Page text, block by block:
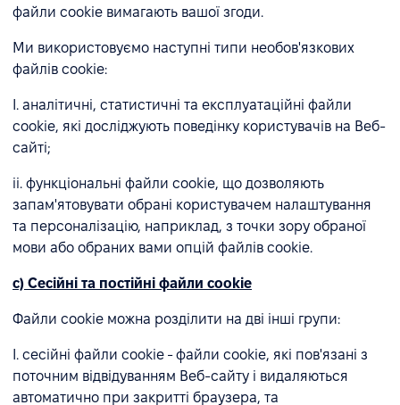
файли cookie вимагають вашої згоди.
Ми використовуємо наступні типи необов'язкових
файлів cookie:
I. аналітичні, статистичні та експлуатаційні файли
cookie, які досліджують поведінку користувачів на Веб-
сайті;
ii. функціональні файли cookie, що дозволяють
запам'ятовувати обрані користувачем налаштування
та персоналізацію, наприклад, з точки зору обраної
мови або обраних вами опцій файлів cookie.
c) Сесійні та постійні файли cookie
Файли cookie можна розділити на дві інші групи:
I. сесійні файли cookie - файли cookie, які пов'язані з
поточним відвідуванням Веб-сайту і видаляються
автоматично при закритті браузера, та